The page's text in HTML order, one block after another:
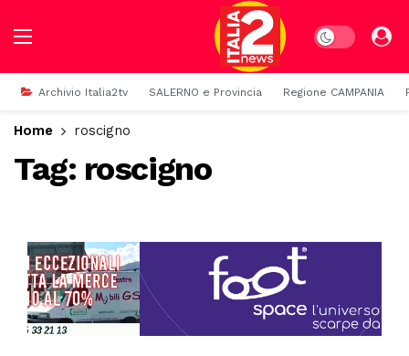
Dark mode
Archivio Italia2tv SALERNO e Provincia Regione CAMPANIA
Home roscigno
Tag: roscigno